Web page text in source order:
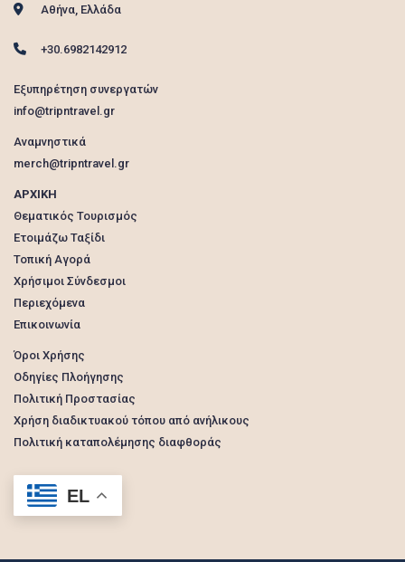
Αθήνα, Ελλάδα
+30.6982142912
Εξυπηρέτηση συνεργατών
info@tripntravel.gr
Αναμνηστικά
merch@tripntravel.gr
ΑΡΧΙΚΗ
Θεματικός Τουρισμός
Ετοιμάζω Ταξίδι
Τοπική Αγορά
Χρήσιμοι Σύνδεσμοι
Περιεχόμενα
Επικοινωνία
Όροι Χρήσης
Οδηγίες Πλοήγησης
Πολιτική Προστασίας
Χρήση διαδικτυακού τόπου από ανήλικους
Πολιτική καταπολέμησης διαφθοράς
EL